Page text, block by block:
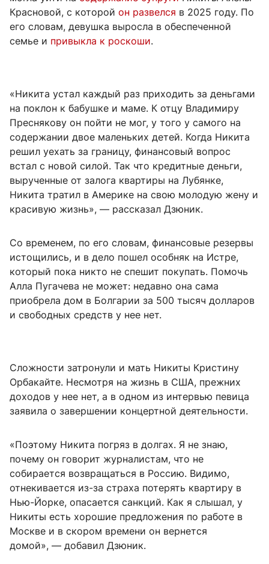
Красновой, с которой он развелся в 2025 году. По
его словам, девушка выросла в обеспеченной
семье и привыкла к роскоши.
«Никита устал каждый раз приходить за деньгами
на поклон к бабушке и маме. К отцу Владимиру
Преснякову он пойти не мог, у того у самого на
содержании двое маленьких детей. Когда Никита
решил уехать за границу, финансовый вопрос
встал с новой силой. Так что кредитные деньги,
вырученные от залога квартиры на Лубянке,
Никита тратил в Америке на свою молодую жену и
красивую жизнь», — рассказал Дзюник.
Со временем, по его словам, финансовые резервы
истощились, и в дело пошел особняк на Истре,
который пока никто не спешит покупать. Помочь
Алла Пугачева не может: недавно она сама
приобрела дом в Болгарии за 500 тысяч долларов
и свободных средств у нее нет.
Сложности затронули и мать Никиты Кристину
Орбакайте. Несмотря на жизнь в США, прежних
доходов у нее нет, а в одном из интервью певица
заявила о завершении концертной деятельности.
«Поэтому Никита погряз в долгах. Я не знаю,
почему он говорит журналистам, что не
собирается возвращаться в Россию. Видимо,
отнекивается из-за страха потерять квартиру в
Нью-Йорке, опасается санкций. Как я слышал, у
Никиты есть хорошие предложения по работе в
Москве и в скором времени он вернется
домой», — добавил Дзюник.